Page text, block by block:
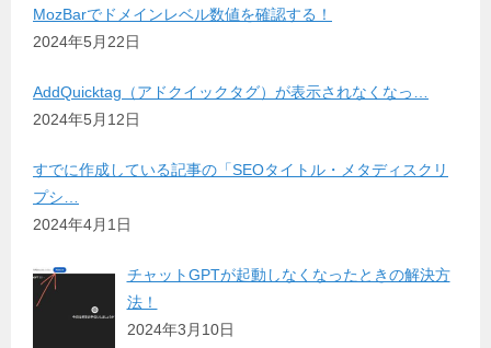
MozBarでドメインレベル数値を確認する！
2024年5月22日
AddQuicktag（アドクイックタグ）が表示されなくなっ…
2024年5月12日
すでに作成している記事の「SEOタイトル・メタディスクリ
プシ…
2024年4月1日
チャットGPTが起動しなくなったときの解決方
法！
2024年3月10日